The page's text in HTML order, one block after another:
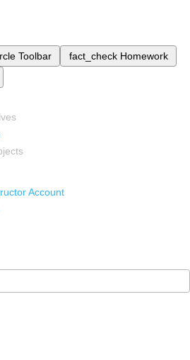
Toolbar fact_check Homework
Account